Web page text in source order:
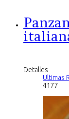
Detalles
Ultimas
4177